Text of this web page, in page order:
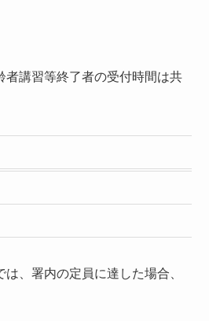
者講習等終了者の受付時間は共
、署内の定員に達した場合、